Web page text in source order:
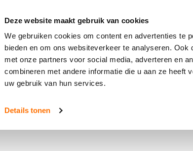
Deze website maakt gebruik van cookies
We gebruiken cookies om content en advertenties te
bieden en om ons websiteverkeer te analyseren.
met onze partners voor social media, adverteren en
combineren met andere informatie die u aan ze heeft
uw gebruik van hun services.
Details tonen
Jouets et miniatures Bruder SIKU Rolly Toys